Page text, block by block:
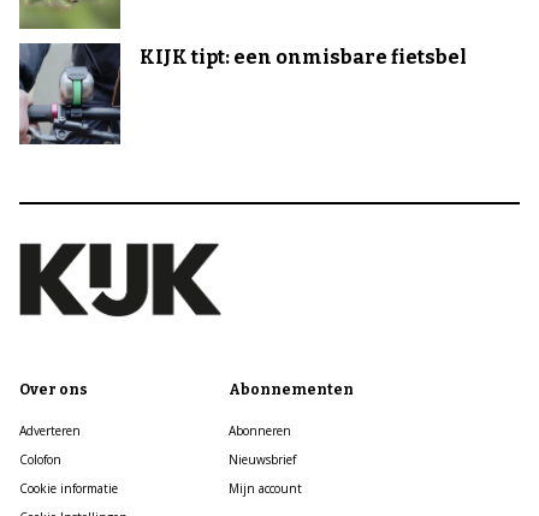
KIJK tipt: een onmisbare fietsbel
Over ons
Adverteren
Colofon
Cookie informatie
Abonnementen
Abonneren
Nieuwsbrief
Mijn account